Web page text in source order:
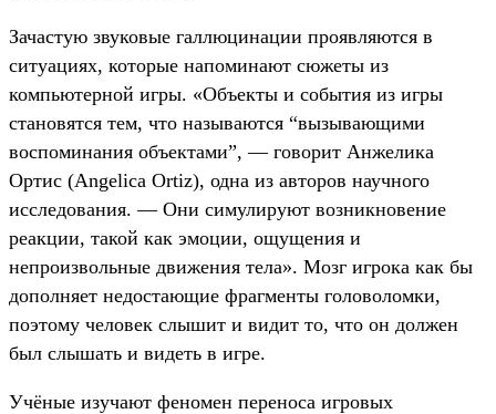
Зачастую звуковые галлюцинации проявляются в
ситуациях, которые напоминают сюжеты из
компьютерной игры. «Объекты и события из игры
становятся тем, что называются “вызывающими
воспоминания объектами”, — говорит Анжелика
Ортис (Angelica Ortiz), одна из авторов научного
исследования. — Они симулируют возникновение
реакции, такой как эмоции, ощущения и
непроизвольные движения тела». Мозг игрока как бы
дополняет недостающие фрагменты головоломки,
поэтому человек слышит и видит то, что он должен
был слышать и видеть в игре.
Учёные изучают феномен переноса игровых